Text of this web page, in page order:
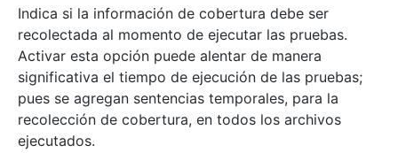
Indica si la información de cobertura debe ser
recolectada al momento de ejecutar las pruebas.
Activar esta opción puede alentar de manera
significativa el tiempo de ejecución de las pruebas;
pues se agregan sentencias temporales, para la
recolección de cobertura, en todos los archivos
ejecutados.